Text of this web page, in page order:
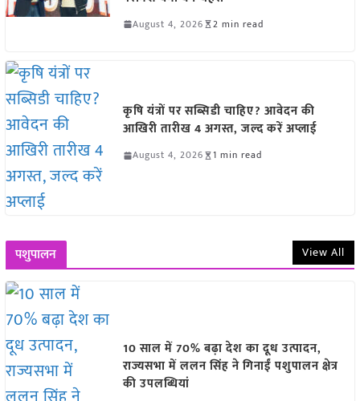
August 4, 2026 2 min read
कृषि यंत्रों पर सब्सिडी चाहिए? आवेदन की
आखिरी तारीख 4 अगस्त, जल्द करें अप्लाई
August 4, 2026 1 min read
पशुपालन View All
10 साल में 70% बढ़ा देश का दूध उत्पादन,
राज्यसभा में ललन सिंह ने गिनाईं पशुपालन क्षेत्र
की उपलब्धियां